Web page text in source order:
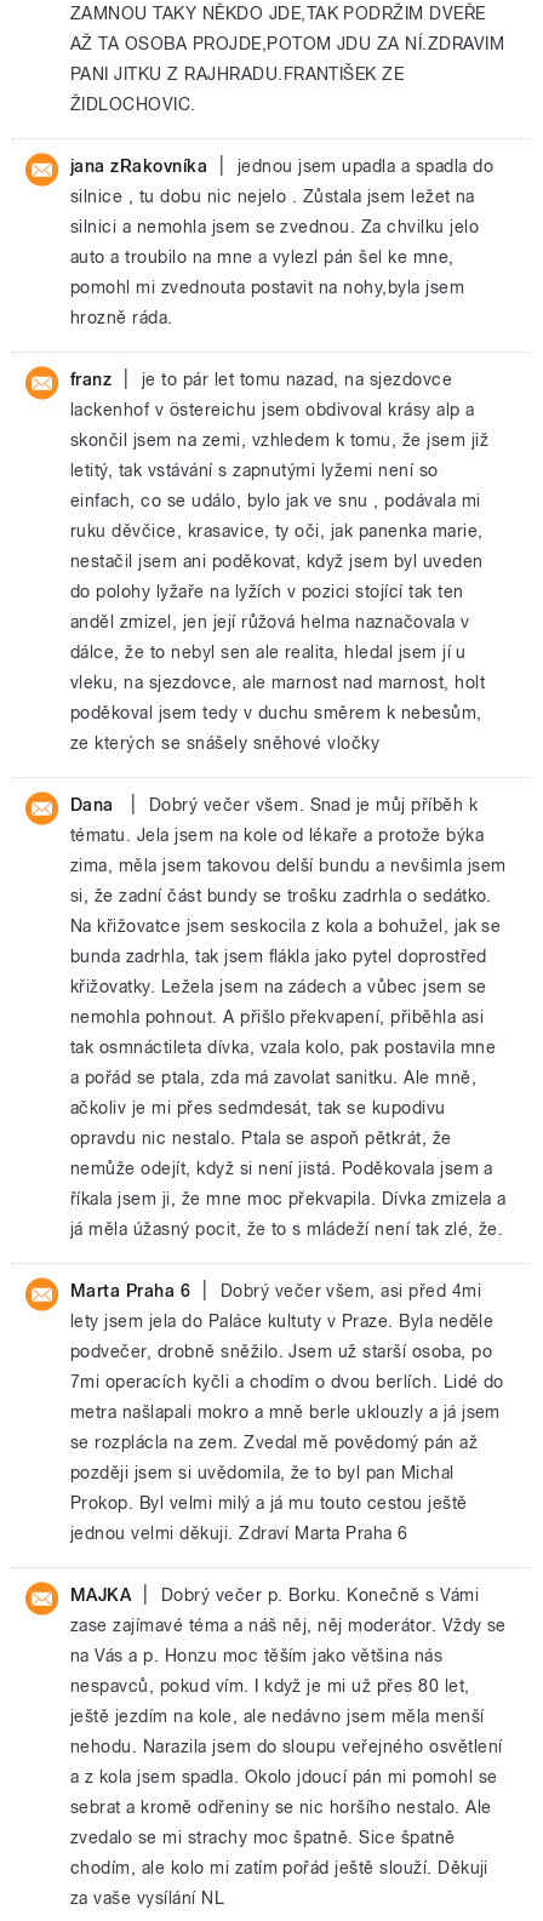
ZAMNOU TAKY NĚKDO JDE,TAK PODRŽIM DVEŘE
AŽ TA OSOBA PROJDE,POTOM JDU ZA NÍ.ZDRAVIM
PANI JITKU Z RAJHRADU.FRANTIŠEK ZE
ŽIDLOCHOVIC.
jana zRakovníka
jednou jsem upadla a spadla do
silnice , tu dobu nic nejelo . Zůstala jsem ležet na
silnici a nemohla jsem se zvednou. Za chvilku jelo
auto a troubilo na mne a vylezl pán šel ke mne,
pomohl mi zvednouta postavit na nohy,byla jsem
hrozně ráda.
franz
je to pár let tomu nazad, na sjezdovce
lackenhof v östereichu jsem obdivoval krásy alp a
skončil jsem na zemi, vzhledem k tomu, že jsem již
letitý, tak vstávání s zapnutými lyžemi není so
einfach, co se událo, bylo jak ve snu , podávala mi
ruku děvčice, krasavice, ty oči, jak panenka marie,
nestačil jsem ani poděkovat, když jsem byl uveden
do polohy lyžaře na lyžích v pozici stojící tak ten
anděl zmizel, jen její růžová helma naznačovala v
dálce, že to nebyl sen ale realita, hledal jsem jí u
vleku, na sjezdovce, ale marnost nad marnost, holt
poděkoval jsem tedy v duchu směrem k nebesům,
ze kterých se snášely sněhové vločky
Dana
Dobrý večer všem. Snad je můj příběh k
tématu. Jela jsem na kole od lékaře a protože býka
zima, měla jsem takovou delší bundu a nevšimla jsem
si, že zadní část bundy se trošku zadrhla o sedátko.
Na křižovatce jsem seskocila z kola a bohužel, jak se
bunda zadrhla, tak jsem flákla jako pytel doprostřed
křižovatky. Ležela jsem na zádech a vůbec jsem se
nemohla pohnout. A přišlo překvapení, přiběhla asi
tak osmnáctileta dívka, vzala kolo, pak postavila mne
a pořád se ptala, zda má zavolat sanitku. Ale mně,
ačkoliv je mi přes sedmdesát, tak se kupodivu
opravdu nic nestalo. Ptala se aspoň pětkrát, že
nemůže odejít, když si není jistá. Poděkovala jsem a
říkala jsem ji, že mne moc překvapila. Dívka zmizela a
já měla úžasný pocit, že to s mládeží není tak zlé, že.
Marta Praha 6
Dobrý večer všem, asi před 4mi
lety jsem jela do Paláce kultuty v Praze. Byla neděle
podvečer, drobně sněžilo. Jsem už starší osoba, po
7mi operacích kyčli a chodím o dvou berlích. Lidé do
metra našlapali mokro a mně berle uklouzly a já jsem
se rozplácla na zem. Zvedal mě povědomý pán až
později jsem si uvědomila, že to byl pan Michal
Prokop. Byl velmi milý a já mu touto cestou ještě
jednou velmi děkuji. Zdraví Marta Praha 6
MAJKA
Dobrý večer p. Borku. Konečně s Vámi
zase zajímavé téma a náš něj, něj moderátor. Vždy se
na Vás a p. Honzu moc těším jako většina nás
nespavců, pokud vím. I když je mi už přes 80 let,
ještě jezdím na kole, ale nedávno jsem měla menší
nehodu. Narazila jsem do sloupu veřejného osvětlení
a z kola jsem spadla. Okolo jdoucí pán mi pomohl se
sebrat a kromě odřeniny se nic horšího nestalo. Ale
zvedalo se mi strachy moc špatně. Sice špatně
chodím, ale kolo mi zatím pořád ještě slouží. Děkuji
za vaše vysílání NL